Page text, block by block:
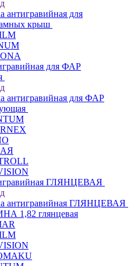
антигравийная для
крыш
для ФАР
антигравийная для ФАР
ГЛЯНЦЕВАЯ
антигравийная ГЛЯНЦЕВАЯ
1,82 глянцевая